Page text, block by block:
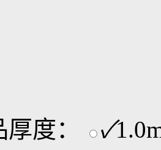
度： ✓